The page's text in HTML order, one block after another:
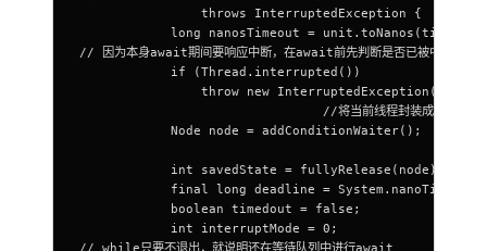
                throws InterruptedException {
            long nanosTimeout = unit.toNanos(time);
// 因为本身await期间要响应中断，在await前先判断是否已被中断
            if (Thread.interrupted())
                throw new InterruptedException();
//将当前线程封装成Node
            Node node = addConditionWaiter();
            int savedState = fullyRelease(node);
final long deadline = System.nanoTime()
            boolean timedout = false;
            int interruptMode = 0;